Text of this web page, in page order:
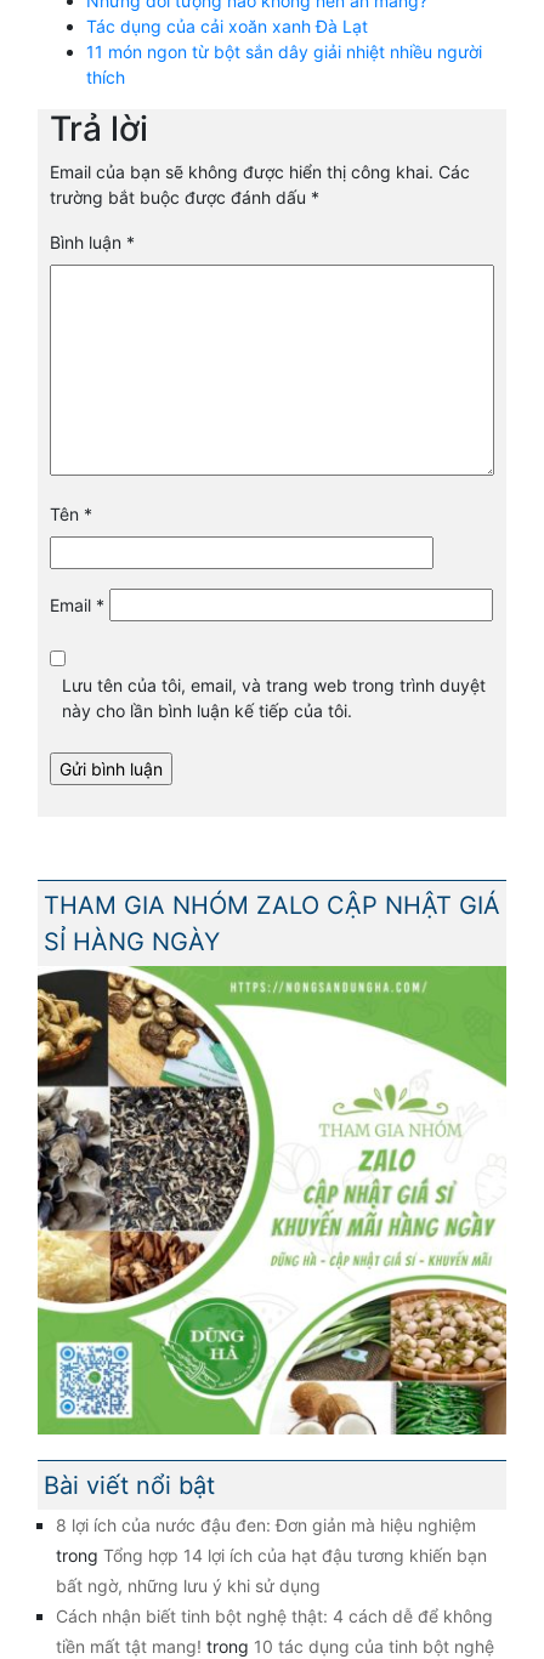
Tác dụng của cải xoăn xanh Đà Lạt
11 món ngon từ bột sắn dây giải nhiệt nhiều người
thích
Trả lời
Email của bạn sẽ không được hiển thị công khai. Các
trường bắt buộc được đánh dấu *
Bình luận *
Tên *
Email *
Lưu tên của tôi, email, và trang web trong trình duyệt
này cho lần bình luận kế tiếp của tôi.
THAM GIA NHÓM ZALO CẬP NHẬT GIÁ
SỈ HÀNG NGÀY
Bài viết nổi bật
8 lợi ích của nước đậu đen: Đơn giản mà hiệu nghiệm
trong Tổng hợp 14 lợi ích của hạt đậu tương khiến bạn
bất ngờ, những lưu ý khi sử dụng
Cách nhận biết tinh bột nghệ thật: 4 cách dễ để không
tiền mất tật mang! trong 10 tác dụng của tinh bột nghệ